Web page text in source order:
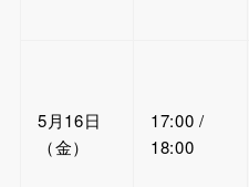
5月16日
（金）
17:00 /
18:00